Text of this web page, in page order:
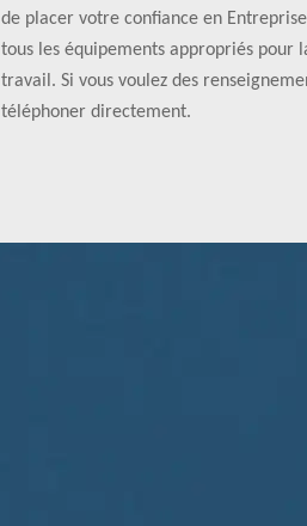
de placer votre confiance en
tous les équipements appropriés
travail. Si vous voulez des
téléphoner directement.